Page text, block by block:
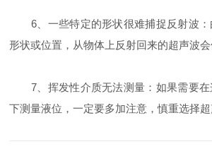
6、一些特定的形状很难捕捉反射波：
形状或位置，从物体上反射回来的超声波会
7、挥发性介质无法测量：如果需要在
下测量液位，一定要多加注意，慎重选择超